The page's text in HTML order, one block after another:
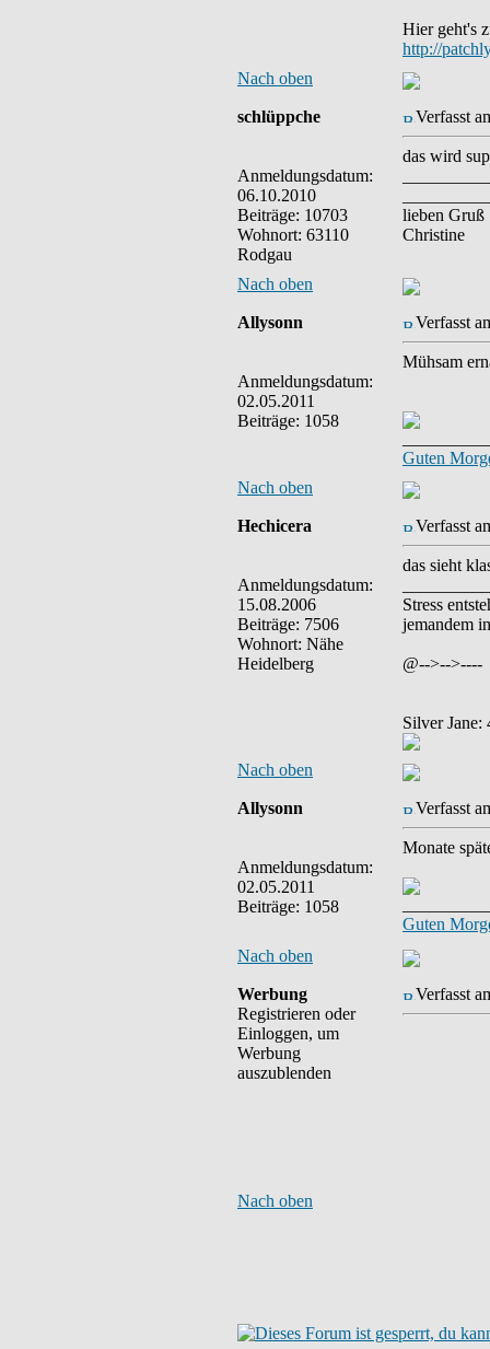
Hier geht's
http://
Nach oben
schlüppche
Anmeldungsdatum:
06.10.2010
Beiträge: 10703
Wohnort: 63110
Rodgau
Verfasst
das wird
lieben Gruß
Christine
Nach oben
Allysonn
Anmeldungsdatum:
02.05.2011
Beiträge: 1058
Verfasst
Mühsam
Guten
Nach oben
Hechicera
Anmeldungsdatum:
15.08.2006
Beiträge: 7506
Wohnort: Nähe
Heidelberg
Verfasst
das sieht
Stress
jemandem
@-->-->----
Silver
Nach oben
Allysonn
Anmeldungsdatum:
02.05.2011
Beiträge: 1058
Verfasst
Monate
Guten
Nach oben
Werbung
Registrieren oder
Einloggen, um
Werbung
auszublenden
Verfasst
Nach oben